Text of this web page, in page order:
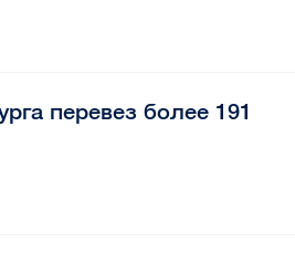
перевез более 191